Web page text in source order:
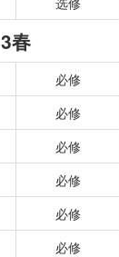
3春
必修
必修
必修
必修
必修
必修